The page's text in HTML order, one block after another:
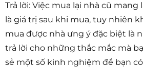
Trả lời: Việc mua lại nhà cũ
là giá trị sau khi mua, tuy nhiên
mua được nhà ưng ý đặc biệt là
trả lời cho những thắc mắc mà
sẻ một số kinh nghiệm để bạn